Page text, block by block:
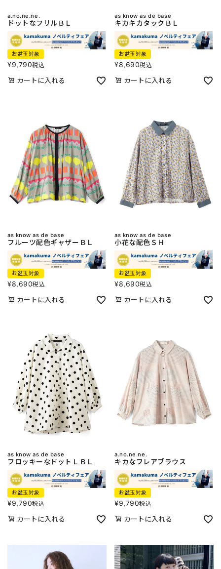
a.no.ne.ne.
ドットなフリルＢＬ
お盆玉対象
¥9,790税込
カートに入れる
as know as de base
キカキカタックＢＬ
お盆玉対象
¥8,690税込
カートに入れる
as know as de base
フルーツ配色ギャザーＢＬ
お盆玉対象
¥8,690税込
カートに入れる
as know as de base
小花な配色ＳＨ
お盆玉対象
¥8,690税込
カートに入れる
as know as de base
フロッキーなドットＬＢＬ
お盆玉対象
¥9,790税込
カートに入れる
a.no.ne.ne.
キカなフレアブラウス
お盆玉対象
¥9,790税込
カートに入れる